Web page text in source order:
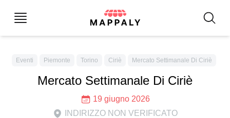
Eventi Piemonte Torino Ciriè Mercato Settimanale Di Ciriè
Mercato Settimanale Di Ciriè
19 giugno 2026
INDIRIZZO NON VERIFICATO